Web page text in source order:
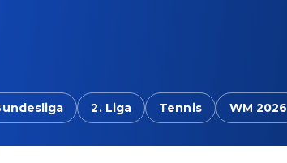
2. Liga Tennis WM 2026